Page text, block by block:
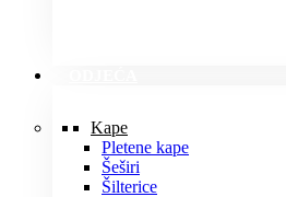
Kape
Pletene kape
Šeširi
Šilterice